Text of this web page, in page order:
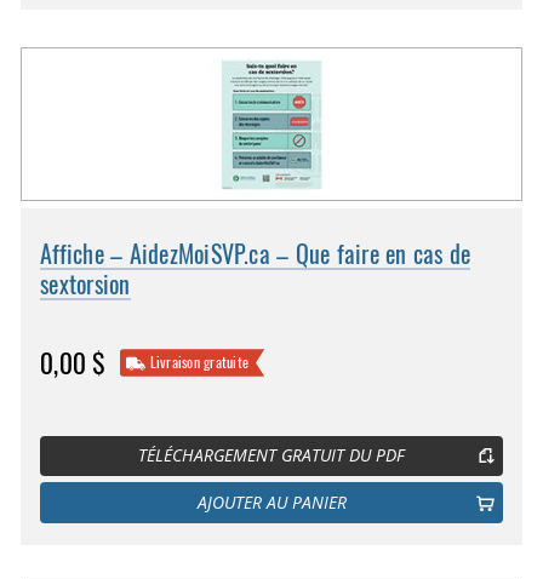
Affiche – AidezMoiSVP.ca – Que faire en cas de
sextorsion
0,00 $ Livraison gratuite
TÉLÉCHARGEMENT GRATUIT DU PDF
AJOUTER AU PANIER